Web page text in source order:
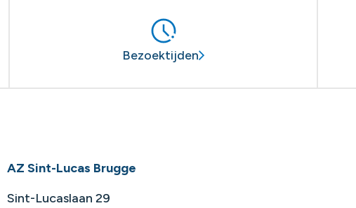
Bezoektijden
AZ Sint-Lucas Brugge
Sint-Lucaslaan 29